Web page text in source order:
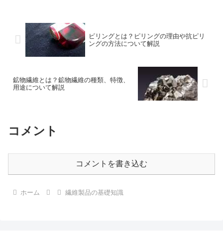
ピリングとは？ピリングの理由や抗ピリ
ングの方法について解説
鉱物繊維とは？鉱物繊維の種類、特徴、
用途について解説
コメント
コメントを書き込む
ホーム 繊維製品の基礎知識